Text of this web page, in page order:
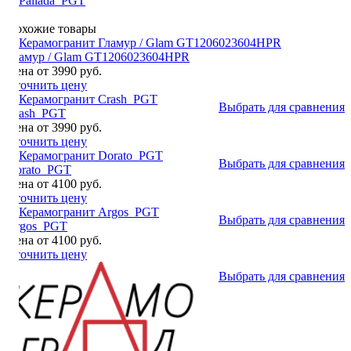
Похожие товары
Гламур / Glam GT1206023604HPR
Цена от 3990 руб.
Уточнить цену
Выбрать для сравнения
Crash_PGT
Цена от 3990 руб.
Уточнить цену
Выбрать для сравнения
Dorato_PGT
Цена от 4100 руб.
Уточнить цену
Выбрать для сравнения
Argos_PGT
Цена от 4100 руб.
Уточнить цену
Выбрать для сравнения